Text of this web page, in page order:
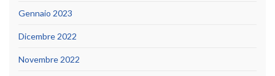
Gennaio 2023
Dicembre 2022
Novembre 2022